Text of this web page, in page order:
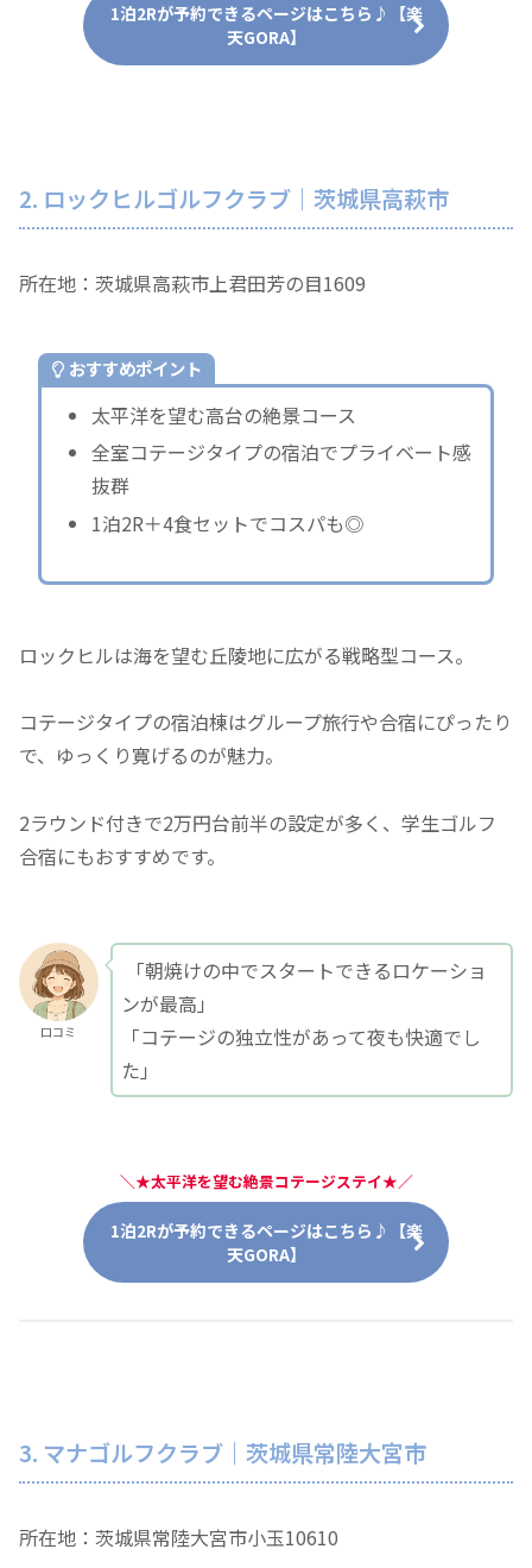
1泊2Rが予約できるページはこちら♪【楽
天GORA】
2. ロックヒルゴルフクラブ｜茨城県高萩市
所在地：茨城県高萩市上君田芳の目1609
おすすめポイント
太平洋を望む高台の絶景コース
全室コテージタイプの宿泊でプライベート感
抜群
1泊2R＋4食セットでコスパも◎
ロックヒルは海を望む丘陵地に広がる戦略型コース。
コテージタイプの宿泊棟はグループ旅行や合宿にぴったり
で、ゆっくり寛げるのが魅力。
2ラウンド付きで2万円台前半の設定が多く、学生ゴルフ
合宿にもおすすめです。
口コミ
「朝焼けの中でスタートできるロケーショ
ンが最高」
「コテージの独立性があって夜も快適でし
た」
＼★太平洋を望む絶景コテージステイ★／
1泊2Rが予約できるページはこちら♪【楽
天GORA】
3. マナゴルフクラブ｜茨城県常陸大宮市
所在地：茨城県常陸大宮市小玉10610